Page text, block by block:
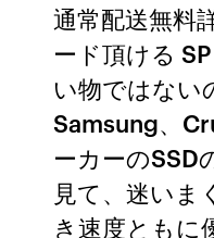
通常配送無料
ード頂ける
い物ではない
Samsung、
ーカーのSSD
見て、迷いま
き速度ともに